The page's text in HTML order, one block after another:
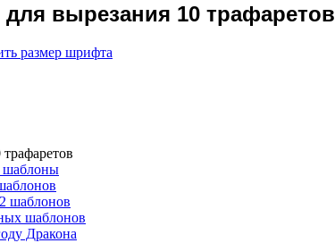
вырезания 10 трафаретов
размер шрифта
шаблоны
шаблонов
шаблонов
Дракона